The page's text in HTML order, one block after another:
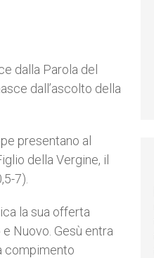
dalla Parola del
dall’ascolto della
presentano al
della Vergine, il
7).
la sua offerta
Nuovo. Gesù entra
compimento